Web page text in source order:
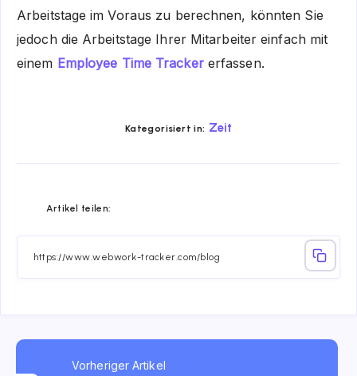
Arbeitstage im Voraus zu berechnen, könnten Sie
jedoch die Arbeitstage Ihrer Mitarbeiter einfach mit
einem Employee Time Trackererfassen.
Kategorisiert in: Zeit
Artikel teilen:
Whatsapp
Vorheriger Artikel